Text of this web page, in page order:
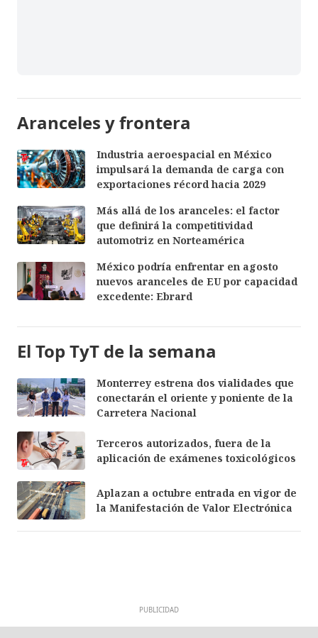
Aranceles y frontera
Industria aeroespacial en México
impulsará la demanda de carga con
exportaciones récord hacia 2029
Más allá de los aranceles: el factor
que definirá la competitividad
automotriz en Norteamérica
México podría enfrentar en agosto
nuevos aranceles de EU por capacidad
excedente: Ebrard
El Top TyT de la semana
Monterrey estrena dos vialidades que
conectarán el oriente y poniente de la
Carretera Nacional
Terceros autorizados, fuera de la
aplicación de exámenes toxicológicos
Aplazan a octubre entrada en vigor de
la Manifestación de Valor Electrónica
PUBLICIDAD